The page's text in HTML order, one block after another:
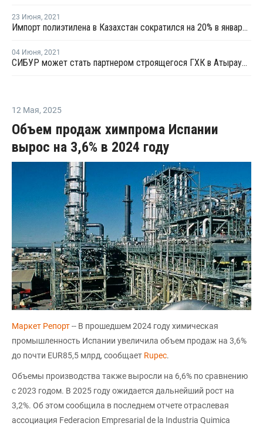
23 Июня, 2021
Импорт полиэтилена в Казахстан сократился на 20% в январе - апреле
04 Июня, 2021
СИБУР может стать партнером строящегося ГХК в Атырауской области
12 Мая, 2025
Объем продаж химпрома Испании
вырос на 3,6% в 2024 году
Маркет Репорт-- В прошедшем 2024 году химическая
промышленность Испании увеличила объем продаж на 3,6%
до почти EUR85,5 млрд, сообщает Rupec.
Объемы производства также выросли на 6,6% по сравнению
с 2023 годом. В 2025 году ожидается дальнейший рост на
3,2%. Об этом сообщила в последнем отчете отраслевая
ассоциация Federacion Empresarial de la Industria Quimica